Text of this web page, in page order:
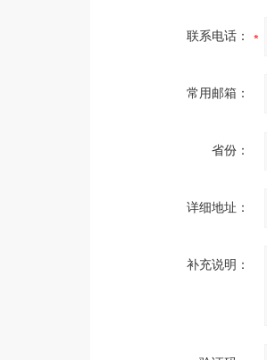
联系电话：
常用邮箱：
省份：
详细地址：
补充说明：